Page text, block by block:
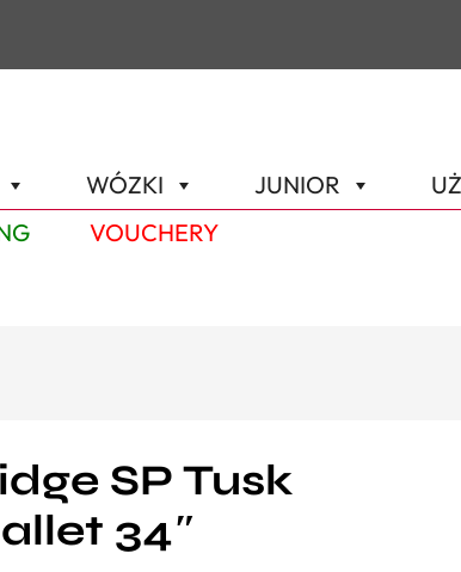
WÓZKI JUNIOR
VOUCHERY
SP Tusk
34″